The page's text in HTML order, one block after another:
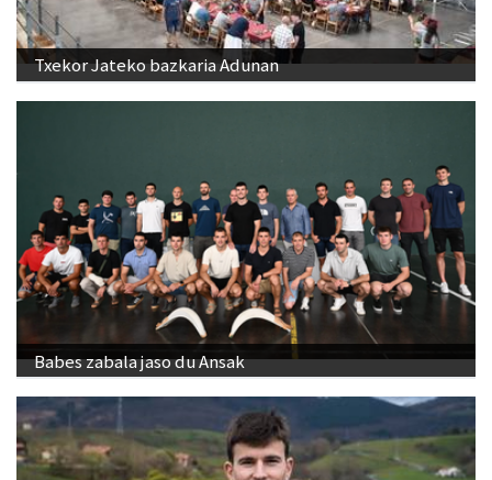
Txekor Jateko bazkaria Adunan
Babes zabala jaso du Ansak